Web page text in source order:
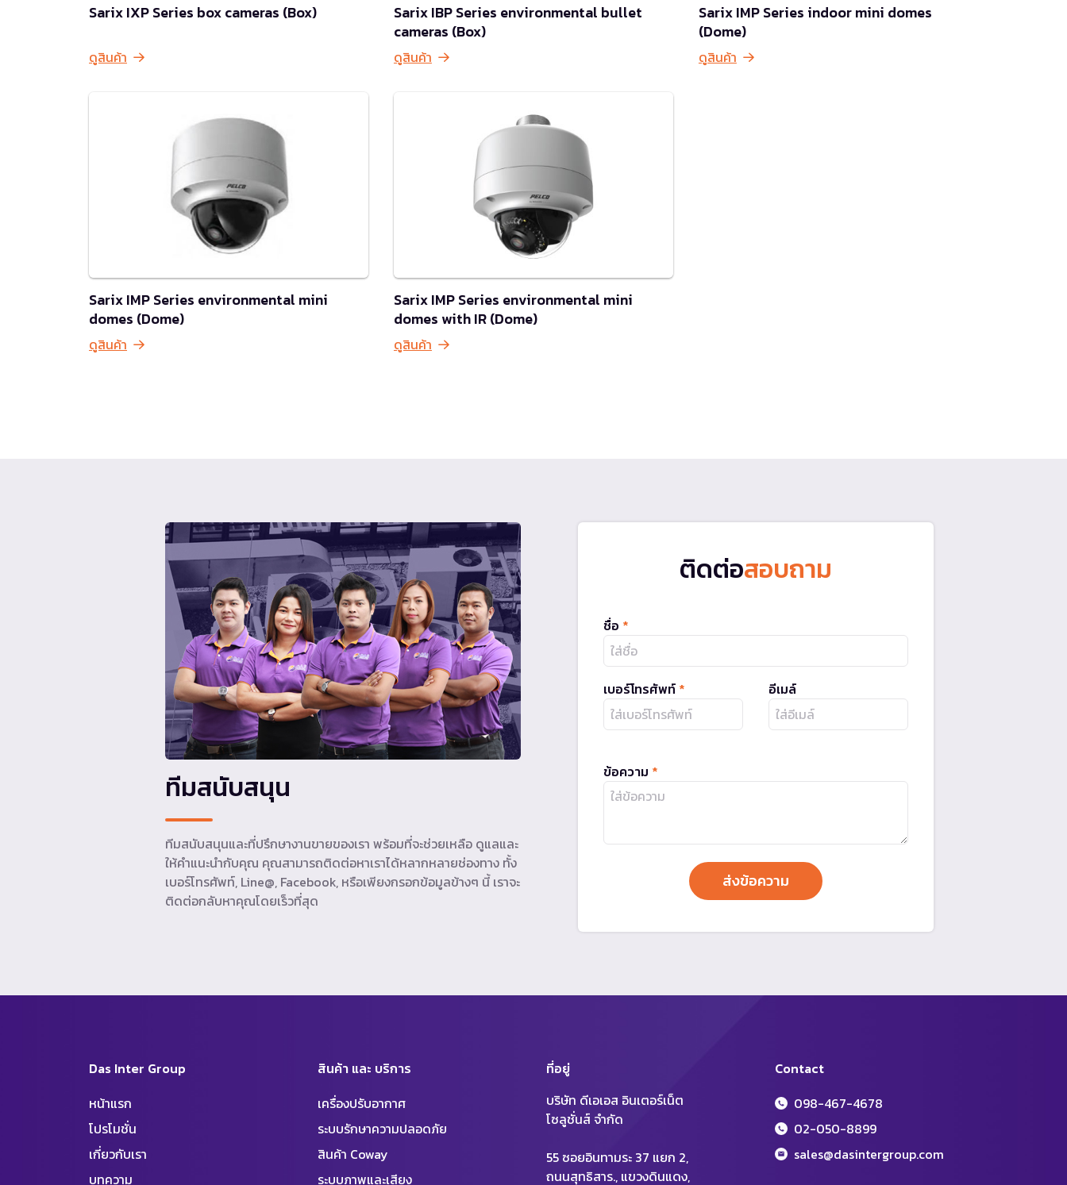
Sarix IXP Series box cameras (Box)
ดูสินค้า
Sarix IBP Series environmental bullet
cameras (Box)
ดูสินค้า
Sarix IMP Series indoor mini domes
(Dome)
ดูสินค้า
Sarix IMP Series environmental mini
domes (Dome)
ดูสินค้า
Sarix IMP Series environmental mini
domes with IR (Dome)
ดูสินค้า
ติดต่อสอบถาม
ชื่อ *
เบอร์โทรศัพท์ * อีเมล์
ข้อความ *
ทีมสนับสนุน
ทีมสนับสนุนและที่ปรึกษางานขายของเรา พร้อมที่จะช่วยเหลือ ดูแลและ
ให้คำแนะนำกับคุณ คุณสามารถติดต่อหาเราได้หลากหลายช่องทาง ทั้ง
เบอร์โทรศัพท์, Line@, Facebook, หรือเพียงกรอกข้อมูลข้างๆ นี้ เราจะ
ติดต่อกลับหาคุณโดยเร็วที่สุด
Das Inter Group
หน้าแรก
โปรโมชั่น
เกี่ยวกับเรา
บทความ
สินค้า และ บริการ
เครื่องปรับอากาศ
ระบบรักษาความปลอดภัย
สินค้า Coway
ระบบภาพและเสียง
Contact
098-467-4678
02-050-8899
sales@dasintergroup.com
ที่อยู่
บริษัท ดีเอเอส อินเตอร์เน็ต
โซลูชั่นส์ จำกัด
55 ซอยอินทามระ 37 แยก 2,
ถนนสุทธิสาร., แขวงดินแดง,